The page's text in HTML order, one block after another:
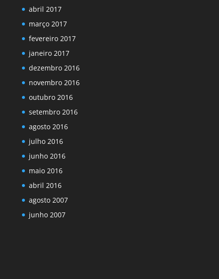
abril 2017
março 2017
fevereiro 2017
janeiro 2017
dezembro 2016
novembro 2016
outubro 2016
setembro 2016
agosto 2016
julho 2016
junho 2016
maio 2016
abril 2016
agosto 2007
junho 2007